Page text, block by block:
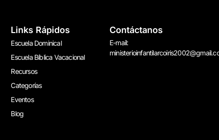
Links Rápidos
Escuela Dominical
Escuela Bíblica Vacacional
Recursos
Categorías
Eventos
Blog
Contáctanos
E-mail: